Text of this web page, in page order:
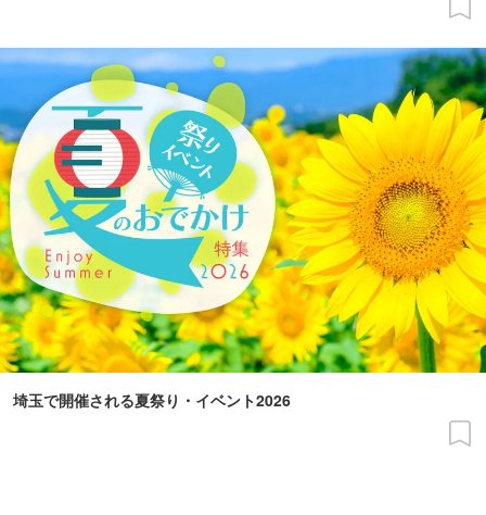
埼玉で開催される夏祭り・イベント2026